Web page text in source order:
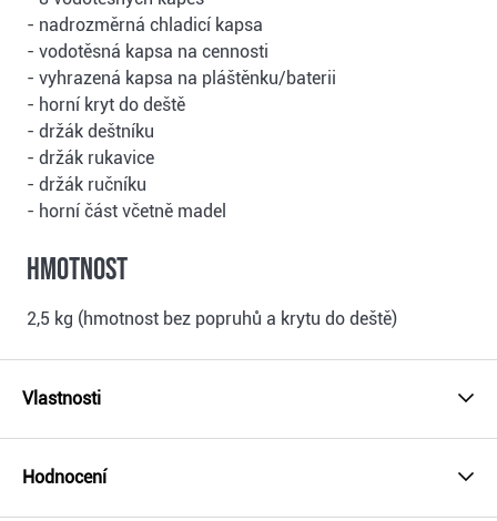
- nadrozměrná chladicí kapsa
- vodotěsná kapsa na cennosti
- vyhrazená kapsa na pláštěnku/baterii
- horní kryt do deště
- držák deštníku
- držák rukavice
- držák ručníku
- horní část včetně madel
Hmotnost
2,5 kg (hmotnost bez popruhů a krytu do deště)
Vlastnosti
Hodnocení